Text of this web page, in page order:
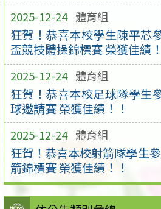
2025-12-24 體育組
狂賀！恭喜本校學生陳平芯
盃競技體操錦標賽 榮獲佳績
2025-12-24 體育組
狂賀！恭喜本校足球隊學生
球邀請賽 榮獲佳績！！
2025-12-24 體育組
狂賀！恭喜本校射箭隊學生
箭錦標賽 榮獲佳績！！